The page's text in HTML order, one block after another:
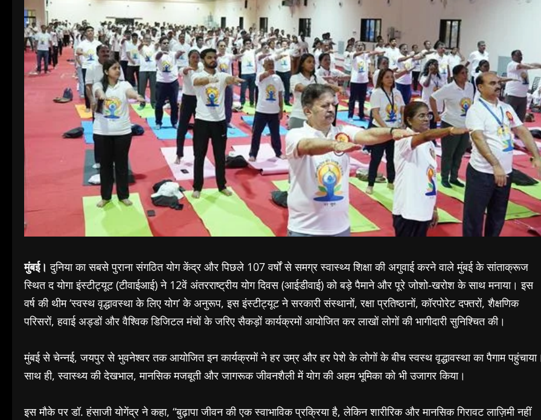
मुंबई।दुनिया का सबसे पुराना संगठित योग केंद्र और पिछले 107 वर्षों से समग्र स्वास्थ्य शिक्षा की अगुवाई करने वाले मुंबई के सांताक्रूज
स्थित द योगा इंस्टीट्यूट (टीवाईआई) ने 12वें अंतरराष्ट्रीय योग दिवस (आईडीवाई) को बड़े पैमाने और पूरे जोशो-खरोश के साथ मनाया। इस
वर्ष की थीम ‘स्वस्थ वृद्धावस्था के लिए योग’ के अनुरूप, इस इंस्टीट्यूट ने सरकारी संस्थानों, रक्षा प्रतिष्ठानों, कॉरपोरेट दफ्तरों, शैक्षणिक
परिसरों, हवाई अड्डों और वैश्विक डिजिटल मंचों के जरिए सैकड़ों कार्यक्रमों आयोजित कर लाखों लोगों की भागीदारी सुनिश्चित की।
मुंबई से चेन्नई, जयपुर से भुवनेश्वर तक आयोजित इन कार्यक्रमों ने हर उम्र और हर पेशे के लोगों के बीच स्वस्थ वृद्धावस्था का पैगाम
साथ ही, स्वास्थ्य की देखभाल, मानसिक मजबूती और जागरूक जीवनशैली में योग की अहम भूमिका को भी उजागर किया।
इस मौके पर डॉ. हंसाजी योगेंद्र ने कहा, “बुढ़ापा जीवन की एक स्वाभाविक प्रक्रिया है, लेकिन शारीरिक और मानसिक गिरावट लाज़िमी नहीं